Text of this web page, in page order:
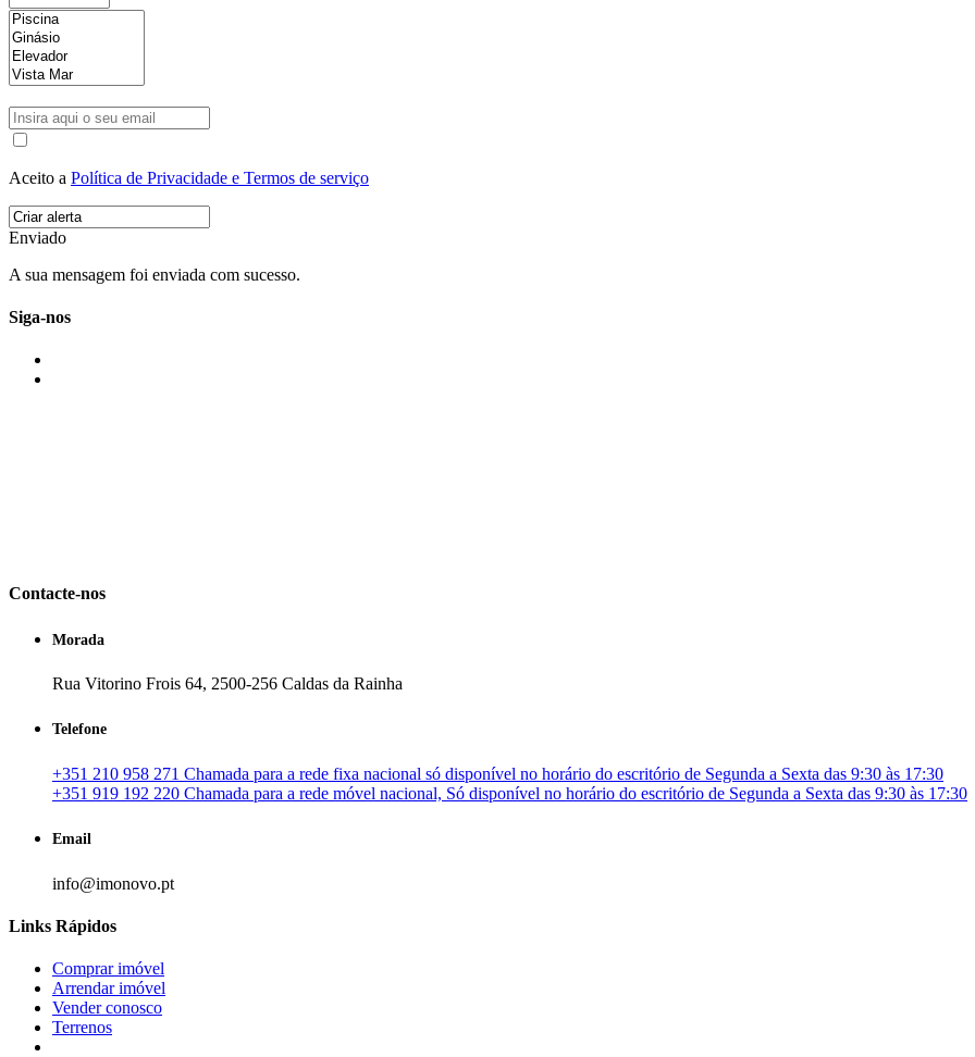
Aceito a Política de Privacidade e Termos de serviço
Enviado
A sua mensagem foi enviada com sucesso.
Siga-nos
Contacte-nos
Morada
Rua Vitorino Frois 64, 2500-256 Caldas da Rainha
Telefone
+351 210 958 271 Chamada para a rede fixa nacional só disponível no horário do escritório de Segunda a Sexta das 9:30 às 17:30
+351 919 192 220 Chamada para a rede móvel nacional, Só disponível no horário do escritório de Segunda a Sexta das 9:30 às 17:30
Email
info@imonovo.pt
Links Rápidos
Comprar imóvel
Arrendar imóvel
Vender conosco
Terrenos